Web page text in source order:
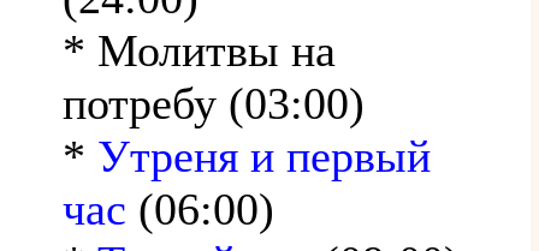
* Молитвы на
потребу (03:00)
* Утреня и первый
час (06:00)